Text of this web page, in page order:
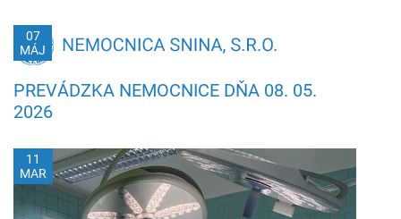
07
MÁJ
PREVÁDZKA NEMOCNICE DŇA 08. 05.
2026
11
MAR